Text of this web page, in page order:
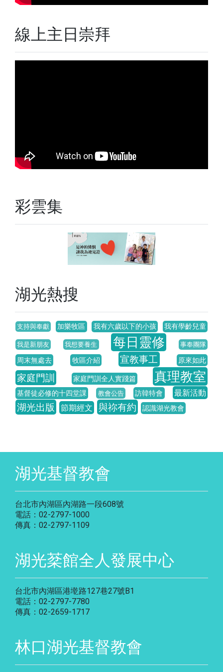
線上主日崇拜
彩雲集
湖光熱搜
支持與奉獻 加樂牧區 我有六歲以下的小孩 我有學齡兒童
我是新朋友 我想要養生 每日靈修 事奉團隊
周末無處去 牧區介紹 宣教事工 原來如此
家庭門訓 家庭門訓全人實踐篇 真理教室
基督徒必修的十四堂課 教會公告 訪韓特會 最新活動
湖光出版 節期經文 與祢有約 認識湖光教會
湖光基督教會
台北市內湖區內湖路一段608號
電話：02-2797-1000
傳真：02-2797-1109
湖光棻館全人發展中心
台北市內湖區港墘路127巷27號B1
電話：02-2797-7780
傳真：02-2659-1717
林口湖光基督教會